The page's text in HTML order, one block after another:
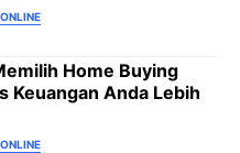
Home Buying
Keuangan Anda Lebih